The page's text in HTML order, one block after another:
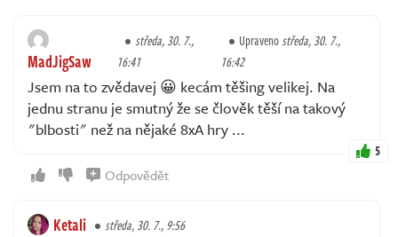
MadJigSaw
středa, 30. 7.,
16:41
Upravenostředa, 30. 7.,
16:42
Jsem na to zvědavej 😀 kecám těšing velikej. Na
jednu stranu je smutný že se člověk těší na takový
"blbosti" než na nějaké 8xA hry ...
5
Odpovědět
Ketali středa, 30. 7., 9:56